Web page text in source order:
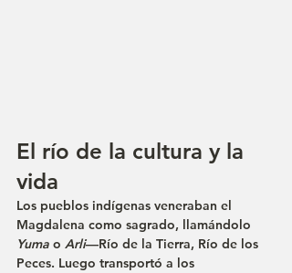
El río de la cultura y la
vida
Los pueblos indígenas veneraban el
Magdalena como sagrado, llamándolo
Yuma o Arli—Río de la Tierra, Río de los
Peces. Luego transportó a los